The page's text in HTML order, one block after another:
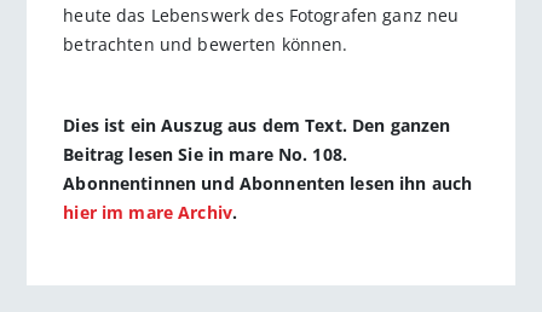
heute das Lebenswerk des Fotografen ganz neu
betrachten und bewerten können.
Dies ist ein Auszug aus dem Text. Den ganzen
Beitrag lesen Sie in mare No. 108.
Abonnentinnen und Abonnenten lesen ihn auch
hier im mare Archiv.